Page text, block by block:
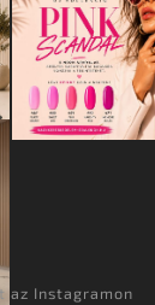
az Instagramon